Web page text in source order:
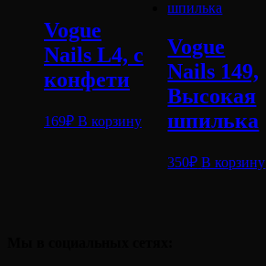
Vogue
Nails L4, с
конфети
169₽ В корзину
Vogue
Nails 149,
Высокая
шпилька
350₽ В корзину